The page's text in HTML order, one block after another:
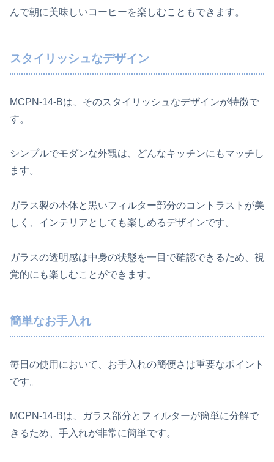
んで朝に美味しいコーヒーを楽しむこともできます。
スタイリッシュなデザイン
MCPN-14-Bは、そのスタイリッシュなデザインが特徴で
す。
シンプルでモダンな外観は、どんなキッチンにもマッチし
ます。
ガラス製の本体と黒いフィルター部分のコントラストが美
しく、インテリアとしても楽しめるデザインです。
ガラスの透明感は中身の状態を一目で確認できるため、視
覚的にも楽しむことができます。
簡単なお手入れ
毎日の使用において、お手入れの簡便さは重要なポイント
です。
MCPN-14-Bは、ガラス部分とフィルターが簡単に分解で
きるため、手入れが非常に簡単です。